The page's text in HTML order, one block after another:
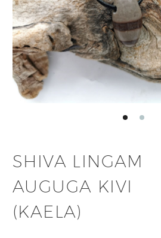
SHIVA LINGAM
AUGUGA KIVI
(KAELA)